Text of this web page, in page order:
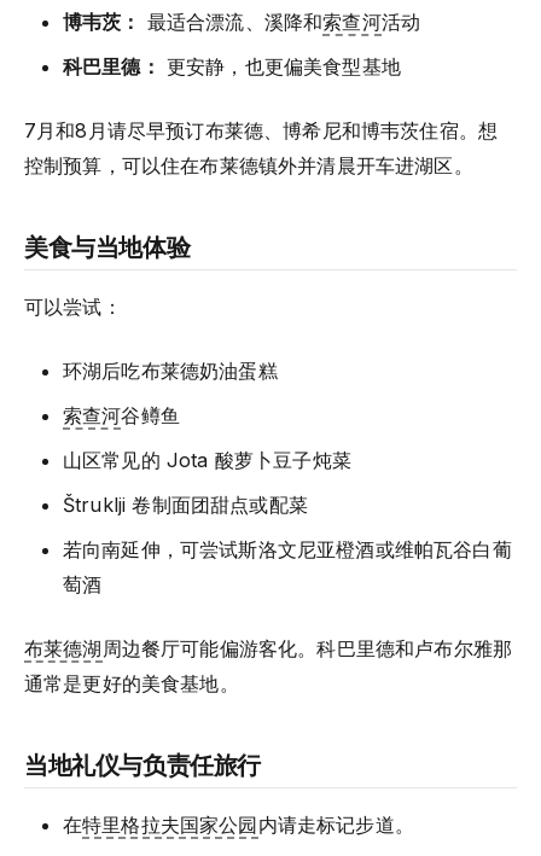
博韦茨： 最适合漂流、溪降和索查河活动
科巴里德： 更安静，也更偏美食型基地
7月和8月请尽早预订布莱德、博希尼和博韦茨住宿。想
控制预算，可以住在布莱德镇外并清晨开车进湖区。
美食与当地体验
可以尝试：
环湖后吃布莱德奶油蛋糕
索查河谷鳟鱼
山区常见的 Jota 酸萝卜豆子炖菜
Štruklji 卷制面团甜点或配菜
若向南延伸，可尝试斯洛文尼亚橙酒或维帕瓦谷白葡
萄酒
布莱德湖周边餐厅可能偏游客化。科巴里德和卢布尔雅那
通常是更好的美食基地。
当地礼仪与负责任旅行
在特里格拉夫国家公园内请走标记步道。